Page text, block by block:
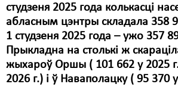
студзеня 2025 года колькасці
абласным цэнтры складала 358
1 студзеня 2025 года – ужо 357
Прыкладна на столькі ж
жыхароў Оршы ( 101 662 у 2025 г.
2026 г.) і ў Наваполацку ( 95 370